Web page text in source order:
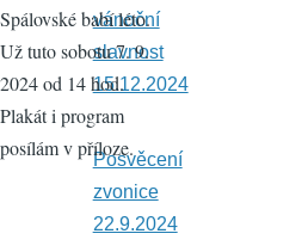
Spálovské babí léto.
Už tuto sobotu 7. 9.
2024 od 14 hod.
Plakát i program
posílám v příloze.
vánoční
slavnost
15.12.2024
Posvěcení
zvonice
22.9.2024